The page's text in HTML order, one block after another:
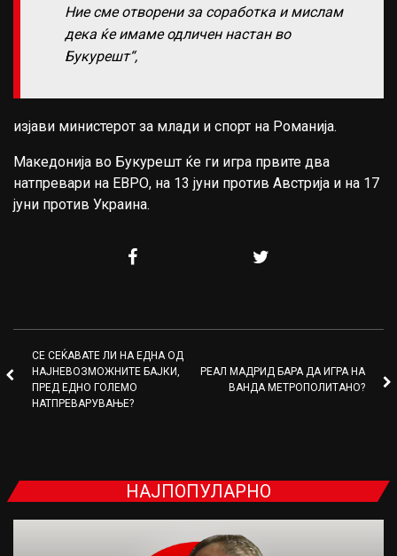
Ние сме отворени за соработка и мислам
дека ќе имаме одличен настан во
Букурешт“,
изјави министерот за млади и спорт на Романија.
Македонија во Букурешт ќе ги игра првите два
натпревари на ЕВРО, на 13 јуни против Австрија и на 17
јуни против Украина.
СЕ СЕЌАВАТЕ ЛИ НА ЕДНА ОД
НАЈНЕВОЗМОЖНИТЕ БАЈКИ,
ПРЕД ЕДНО ГОЛЕМО
НАТПРЕВАРУВАЊЕ?
РЕАЛ МАДРИД БАРА ДА ИГРА НА
ВАНДА МЕТРОПОЛИТАНО?
НАЈПОПУЛАРНО